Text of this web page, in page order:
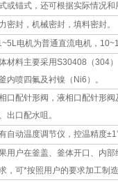
或锚式，还可根据实际情况和
密封，机械密封，填料密封。
电机为普通直流电机，
材料主要采用S30408（304
内喷四氟及衬镍（Ni6）。
口配针形阀，液相口配针形
出口配水咀。
自动温度调节仪，控温精度
用户在釜盖、釜体开口、内
，可*按照用户的要求加工制造